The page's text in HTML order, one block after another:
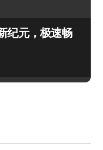
纪元，极速畅